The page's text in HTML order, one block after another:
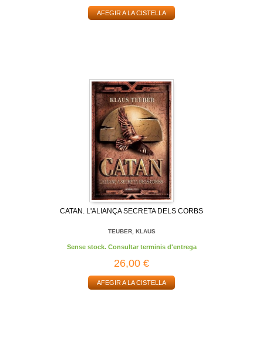
AFEGIR A LA CISTELLA
CATAN. L'ALIANÇA SECRETA DELS CORBS
TEUBER, KLAUS
Sense stock. Consultar terminis d'entrega
26,00 €
AFEGIR A LA CISTELLA